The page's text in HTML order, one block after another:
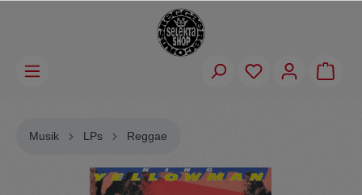
Musik LPs Reggae